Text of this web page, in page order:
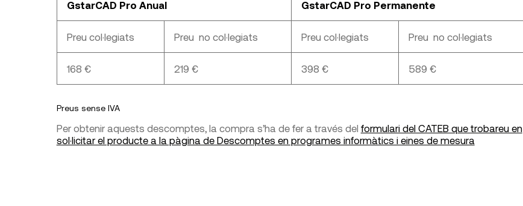
GstarCAD Pro Anual GstarCAD Pro Permanente
Preu col·legiats Preu no col·legiats Preu col·legiats Preu no col·legiats
168 € 219 € 398 € 589 €
Preus sense IVA
Per obtenir aquests descomptes, la compra s’ha de fer a través del formulari del CATEB que trobareu en
sol·licitar el producte a la pàgina de Descomptes en programes informàtics i eines de mesura